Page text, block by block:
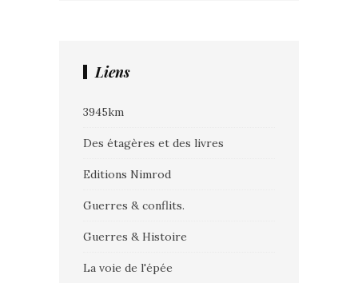
Liens
3945km
Des étagères et des livres
Editions Nimrod
Guerres & conflits.
Guerres & Histoire
La voie de l'épée